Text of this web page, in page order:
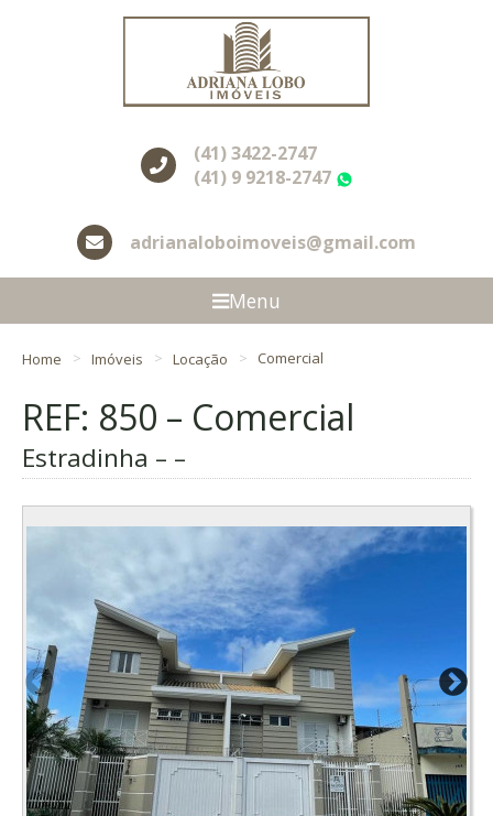
(41) 3422-2747
(41) 9 9218-2747
adrianaloboimoveis@gmail.com
Menu
Home Imóveis Locação Comercial
REF: 850 – Comercial
Estradinha – –